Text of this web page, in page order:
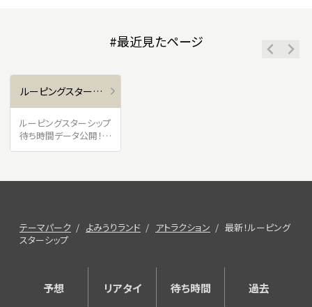
#最近見たページ
ルーピングスターシップ
ルーピングスターシップ
待ち時間データ公開！平
テーマパーク よみうりランド アトラクション
最新！ルーピング
スターシップ
予想 リアタイ 待ち時間 過去